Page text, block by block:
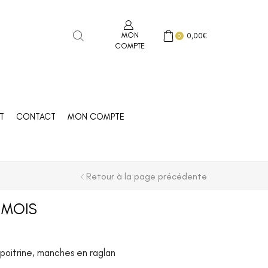
MON
COMPTE
0 0,00€
CONTACT MON COMPTE
Retour à la page précédente
manches en raglan